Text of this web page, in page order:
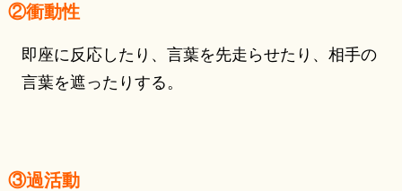
②衝動性
即座に反応したり、言葉を先走らせたり、相手の
言葉を遮ったりする。
③過活動